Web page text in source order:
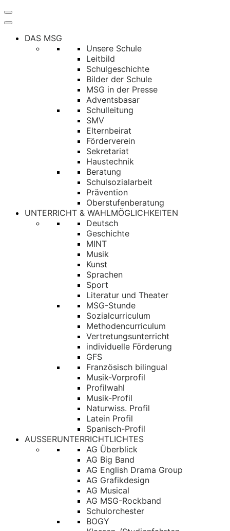
Navigation
umschalten
DAS MSG
Unsere Schule
Leitbild
Schulgeschichte
Bilder der Schule
MSG in der Presse
Adventsbasar
Schulleitung
SMV
Elternbeirat
Förderverein
Sekretariat
Haustechnik
Beratung
Schulsozialarbeit
Prävention
Oberstufenberatung
UNTERRICHT & WAHLMÖGLICHKEITEN
Deutsch
Geschichte
MINT
Musik
Kunst
Sprachen
Sport
Literatur und Theater
MSG-Stunde
Sozialcurriculum
Methodencurriculum
Vertretungsunterricht
individuelle Förderung
GFS
Französisch bilingual
Musik-Vorprofil
Profilwahl
Musik-Profil
Naturwiss. Profil
Latein Profil
Spanisch-Profil
AUSSERUNTERRICHTLICHTES
AG Überblick
AG Big Band
AG English Drama Group
AG Grafikdesign
AG Musical
AG MSG-Rockband
Schulorchester
BOGY